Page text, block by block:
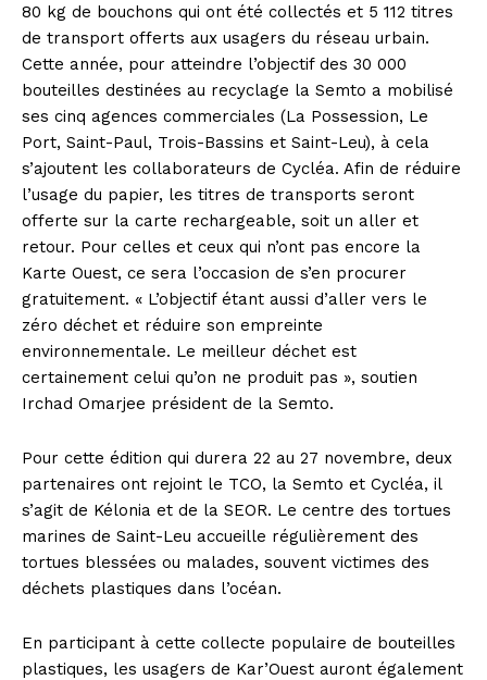
80 kg de bouchons qui ont été collectés et 5 112 titres
de transport offerts aux usagers du réseau urbain.
Cette année, pour atteindre l’objectif des 30 000
bouteilles destinées au recyclage la Semto a mobilisé
ses cinq agences commerciales (La Possession, Le
Port, Saint-Paul, Trois-Bassins et Saint-Leu), à cela
s’ajoutent les collaborateurs de Cycléa. Afin de réduire
l’usage du papier, les titres de transports seront
offerte sur la carte rechargeable, soit un aller et
retour. Pour celles et ceux qui n’ont pas encore la
Karte Ouest, ce sera l’occasion de s’en procurer
gratuitement. « L’objectif étant aussi d’aller vers le
zéro déchet et réduire son empreinte
environnementale. Le meilleur déchet est
certainement celui qu’on ne produit pas », soutien
Irchad Omarjee président de la Semto.
Pour cette édition qui durera 22 au 27 novembre, deux
partenaires ont rejoint le TCO, la Semto et Cycléa, il
s’agit de Kélonia et de la SEOR. Le centre des tortues
marines de Saint-Leu accueille régulièrement des
tortues blessées ou malades, souvent victimes des
déchets plastiques dans l’océan.
En participant à cette collecte populaire de bouteilles
plastiques, les usagers de Kar’Ouest auront également